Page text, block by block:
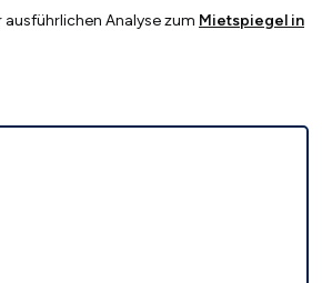
Analyse zum Mietspiegel in